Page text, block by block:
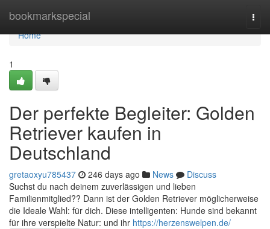
bookmarkspecial
Home
Home
1
Der perfekte Begleiter: Golden
Retriever kaufen in
Deutschland
gretaoxyu785437 246 days ago News
Discuss
Suchst du nach deinem zuverlässigen und lieben
Familienmitglied?? Dann ist der Golden Retriever möglicherweise
die Ideale Wahl: für dich. Diese intelligenten: Hunde sind bekannt
für ihre verspielte Natur: und ihr https://herzenswelpen.de/